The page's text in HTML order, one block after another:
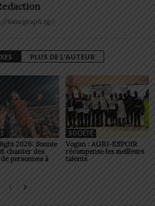
lomegraph.tg/
PLUS DE L'AUTEUR
2026: Sonnie
chanter des
personnes à
SOCIÉTÉ
Vogan : AGRI-ESPOIR
récompense les meilleurs
talents